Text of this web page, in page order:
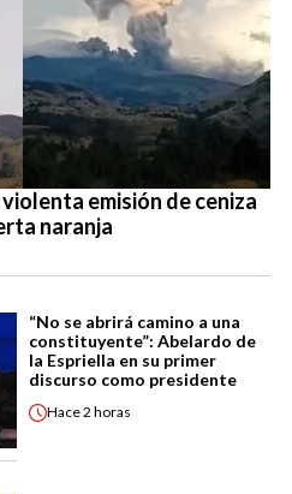
emisión de ceniza
naranja
“No se abrirá camino a una
constituyente”: Abelardo de
la Espriella en su primer
discurso como presidente
Hace2 horas